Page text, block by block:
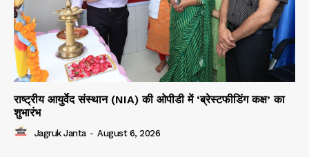
राष्ट्रीय आयुर्वेद संस्थान (NIA) की ओपीडी में ‘ब्रेस्टफीडिंग कक्ष’ का
शुभारंभ
Jagruk Janta - August 6, 2026